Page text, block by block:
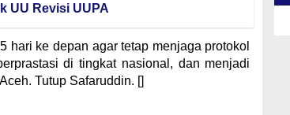
UU Revisi UUPA
hari ke depan agar tetap menjaga protokol
di tingkat nasional, dan menjadi
Tutup Safaruddin. []